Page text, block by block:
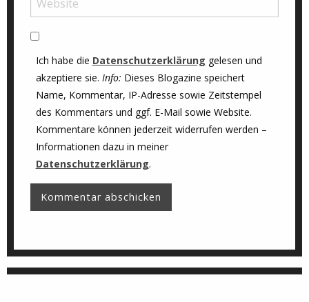
Ich habe die Datenschutzerklärung gelesen und
akzeptiere sie. Info: Dieses Blogazine speichert
Name, Kommentar, IP-Adresse sowie Zeitstempel
des Kommentars und ggf. E-Mail sowie Website.
Kommentare können jederzeit widerrufen werden –
Informationen dazu in meiner
Datenschutzerklärung.